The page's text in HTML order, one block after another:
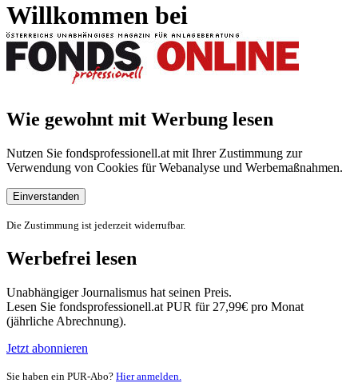
Willkommen bei
Wie gewohnt mit Werbung lesen
Nutzen Sie fondsprofessionell.at mit Ihrer Zustimmung zur
Verwendung von Cookies für Webanalyse und Werbemaßnahmen.
Einverstanden
Die Zustimmung ist jederzeit widerrufbar.
Werbefrei lesen
Unabhängiger Journalismus hat seinen Preis.
Lesen Sie fondsprofessionell.at PUR für 27,99€ pro Monat
(jährliche Abrechnung).
Jetzt abonnieren
Sie haben ein PUR-Abo? Hier anmelden.